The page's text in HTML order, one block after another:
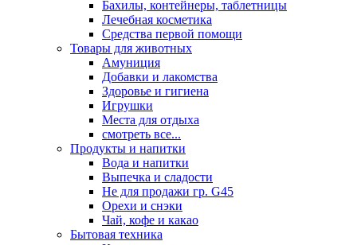
Бахилы, контейнеры, таблетницы
Лечебная косметика
Средства первой помощи
Товары для животных
Амуниция
Добавки и лакомства
Здоровье и гигиена
Игрушки
Места для отдыха
смотреть все...
Продукты и напитки
Вода и напитки
Выпечка и сладости
Не для продажи гр. G45
Орехи и снэки
Чай, кофе и какао
Бытовая техника